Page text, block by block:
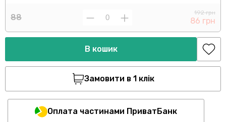
88 192 грн
86 грн
В кошик
Замовити в 1 клік
Оплата частинами ПриватБанк